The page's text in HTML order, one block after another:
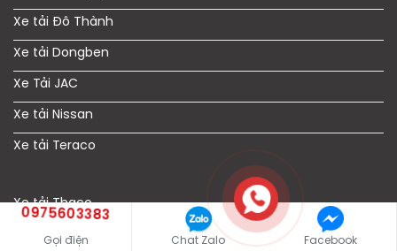
Xe tải Đô Thành
Xe tải Dongben
Xe Tải JAC
Xe tải Nissan
Xe tải Teraco
Xe tải Thaco
Xe tải Chiến Thắng
0975603383
Gọi điện Chat Zalo Facebook